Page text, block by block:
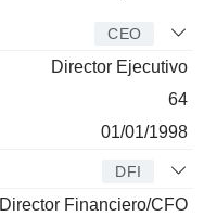
CEO
Director Ejecutivo
64
01/01/1998
DFI
Director Financiero/CFO